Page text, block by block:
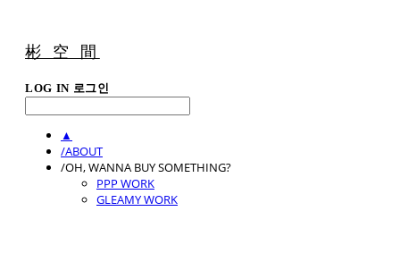
彬 空 間
LOG IN 로그인
▲
/ABOUT
/OH, WANNA BUY SOMETHING?
PPP WORK
GLEAMY WORK